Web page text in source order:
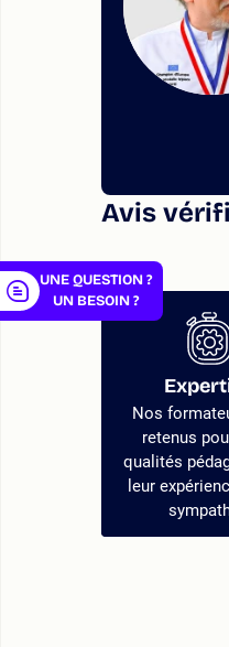
Avis
Nos
retenus
qualités
leur
UNE QUESTION ?
UN BESOIN ?